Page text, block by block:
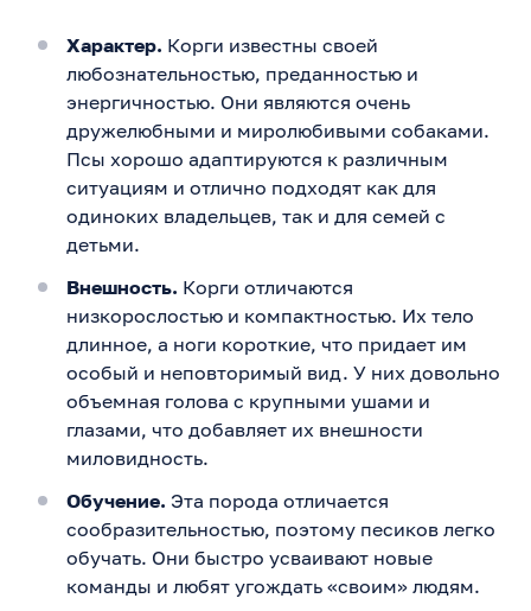
Характер. Корги известны своей
любознательностью, преданностью и
энергичностью. Они являются очень
дружелюбными и миролюбивыми собаками.
Псы хорошо адаптируются к различным
ситуациям и отлично подходят как для
одиноких владельцев, так и для семей с
детьми.
Внешность. Корги отличаются
низкорослостью и компактностью. Их тело
длинное, а ноги короткие, что придает им
особый и неповторимый вид. У них довольно
объемная голова с крупными ушами и
глазами, что добавляет их внешности
миловидность.
Обучение. Эта порода отличается
сообразительностью, поэтому песиков легко
обучать. Они быстро усваивают новые
команды и любят угождать «своим» людям.